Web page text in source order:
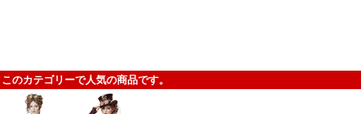
このカテゴリーで人気の商品です。